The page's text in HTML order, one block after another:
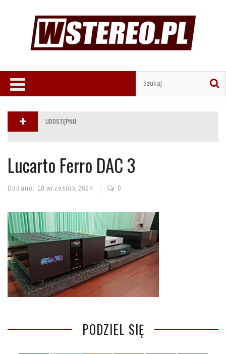
UDOSTĘPNIJ
Lucarto Ferro DAC 3
Dodano: 18 września 2024 0
PODZIEL SIĘ